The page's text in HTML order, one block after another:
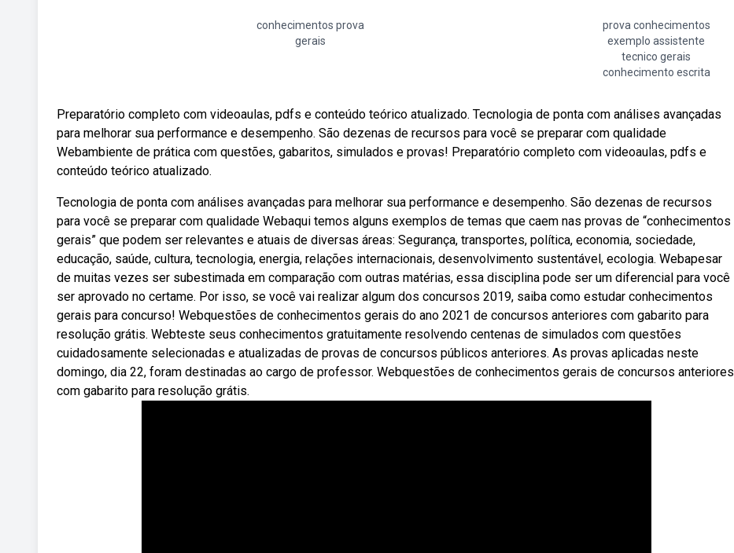
conhecimentos prova
gerais
prova conhecimentos
exemplo assistente
tecnico gerais
conhecimento escrita
Preparatório completo com videoaulas, pdfs e conteúdo teórico atualizado. Tecnologia de ponta com análises avançadas
para melhorar sua performance e desempenho. São dezenas de recursos para você se preparar com qualidade
Webambiente de prática com questões, gabaritos, simulados e provas! Preparatório completo com videoaulas, pdfs e
conteúdo teórico atualizado.
Tecnologia de ponta com análises avançadas para melhorar sua performance e desempenho. São dezenas de recursos
para você se preparar com qualidade Webaqui temos alguns exemplos de temas que caem nas provas de “conhecimentos
gerais” que podem ser relevantes e atuais de diversas áreas: Segurança, transportes, política, economia, sociedade,
educação, saúde, cultura, tecnologia, energia, relações internacionais, desenvolvimento sustentável, ecologia. Webapesar
de muitas vezes ser subestimada em comparação com outras matérias, essa disciplina pode ser um diferencial para você
ser aprovado no certame. Por isso, se você vai realizar algum dos concursos 2019, saiba como estudar conhecimentos
gerais para concurso! Webquestões de conhecimentos gerais do ano 2021 de concursos anteriores com gabarito para
resolução grátis. Webteste seus conhecimentos gratuitamente resolvendo centenas de simulados com questões
cuidadosamente selecionadas e atualizadas de provas de concursos públicos anteriores. As provas aplicadas neste
domingo, dia 22, foram destinadas ao cargo de professor. Webquestões de conhecimentos gerais de concursos anteriores
com gabarito para resolução grátis.